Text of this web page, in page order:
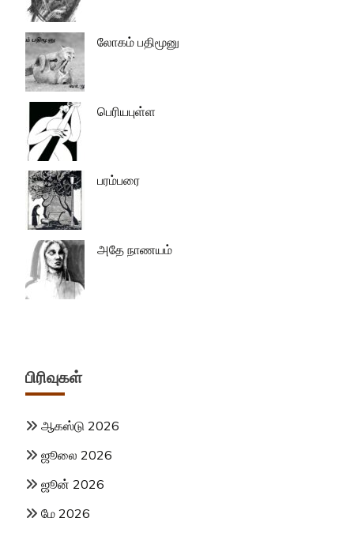
லோகம் பதிமூனு
பெரியபுள்ள
பரம்பரை
அதே நாணயம்
பிரிவுகள்
ஆகஸ்டு 2026
ஜூலை 2026
ஜூன் 2026
மே 2026